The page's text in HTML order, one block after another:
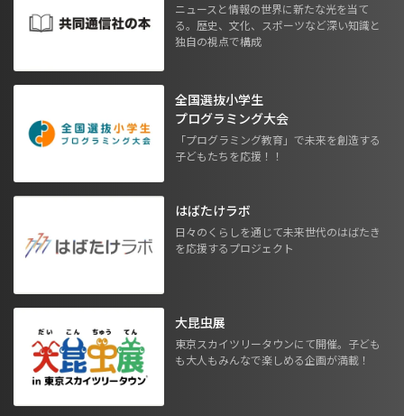
ニュースと情報の世界に新たな光を当て
る。歴史、文化、スポーツなど深い知識と
独自の視点で構成
全国選抜小学生
プログラミング大会
「プログラミング教育」で未来を創造する
子どもたちを応援！！
はばたけラボ
日々のくらしを通じて未来世代のはばたき
を応援するプロジェクト
大昆虫展
東京スカイツリータウンにて開催。子ども
も大人もみんなで楽しめる企画が満載！